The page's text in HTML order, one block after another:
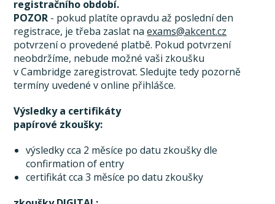
registračního období.
POZOR - pokud platíte opravdu až poslední den
registrace, je třeba zaslat naexams@akcent.cz
potvrzení o provedené platbě. Pokud potvrzení
neobdržíme, nebude možné vaši zkoušku
v Cambridge zaregistrovat. Sledujte tedy pozorně
termíny uvedené v online přihlášce.
Výsledky a certifikáty
papírové zkoušky:
výsledky cca 2 měsíce po datu zkoušky dle
confirmation of entry
certifikát cca 3 měsíce po datu zkoušky